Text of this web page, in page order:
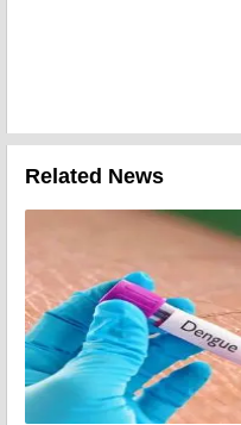
Related News